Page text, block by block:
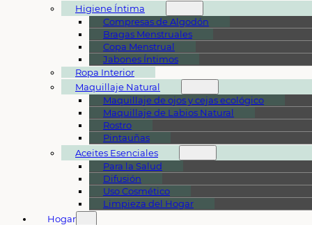
Higiene Íntima
Compresas de Algodón
Bragas Menstruales
Copa Menstrual
Jabones Íntimos
Ropa Interior
Maquillaje Natural
Maquillaje de ojos y cejas ecológico
Maquillaje de Labios Natural
Rostro
Pintauñas
Aceites Esenciales
Para la Salud
Difusión
Uso Cosmético
Limpieza del Hogar
Hogar